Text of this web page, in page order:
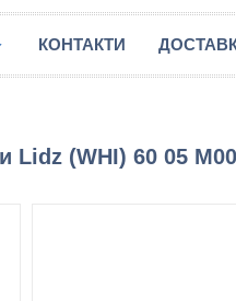
КОНТАКТИ
(WHI) 60 05